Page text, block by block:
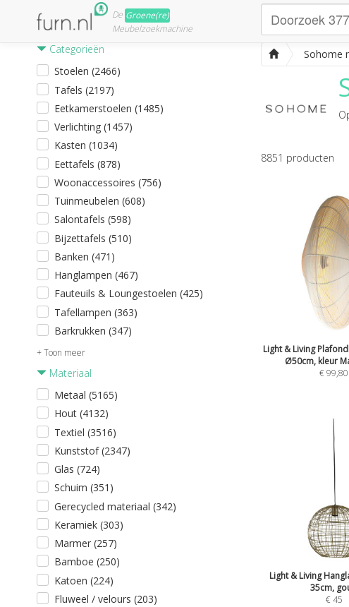
De Groene(re)
Meubelzoekmachine
Categorieën
Stoelen (2466)
Tafels (2197)
Eetkamerstoelen (1485)
Verlichting (1457)
Kasten (1034)
Eettafels (878)
Woonaccessoires (756)
Tuinmeubelen (608)
Salontafels (598)
Bijzettafels (510)
Banken (471)
Hanglampen (467)
Fauteuils & Loungestoelen (425)
Tafellampen (363)
Barkrukken (347)
+ Toon meer
Materiaal
Metaal (5165)
Hout (4132)
Textiel (3516)
Kunststof (2347)
Glas (724)
Schuim (351)
Gerecycled materiaal (342)
Keramiek (303)
Marmer (257)
Bamboe (250)
Katoen (224)
Fluweel / velours (203)
Sohome
8851 producten
Light & Living
Ø50cm, kleur
€99,80
Light & Living
35cm,
€45